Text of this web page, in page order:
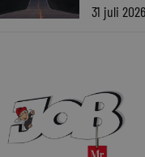
31 juli 2026